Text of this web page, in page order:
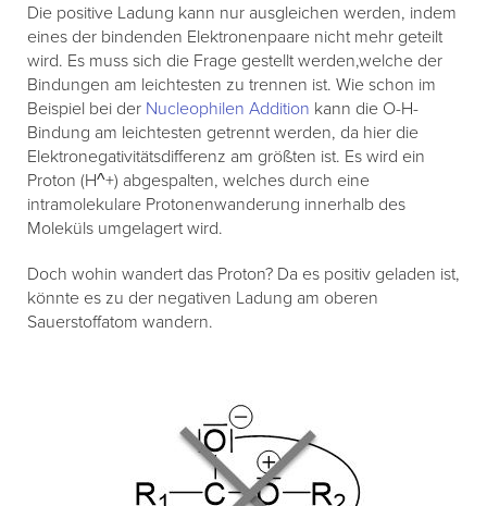
Die positive Ladung kann nur ausgleichen werden, indem
eines der bindenden Elektronenpaare nicht mehr geteilt
wird. Es muss sich die Frage gestellt werden,welche der
Bindungen am leichtesten zu trennen ist. Wie schon im
Beispiel bei der Nucleophilen Addition kann die O-H-
Bindung am leichtesten getrennt werden, da hier die
Elektronegativitätsdifferenz am größten ist. Es wird ein
Proton (H^+) abgespalten, welches durch eine
intramolekulare Protonenwanderung innerhalb des
Moleküls umgelagert wird.
Doch wohin wandert das Proton? Da es positiv geladen ist,
könnte es zu der negativen Ladung am oberen
Sauerstoffatom wandern.